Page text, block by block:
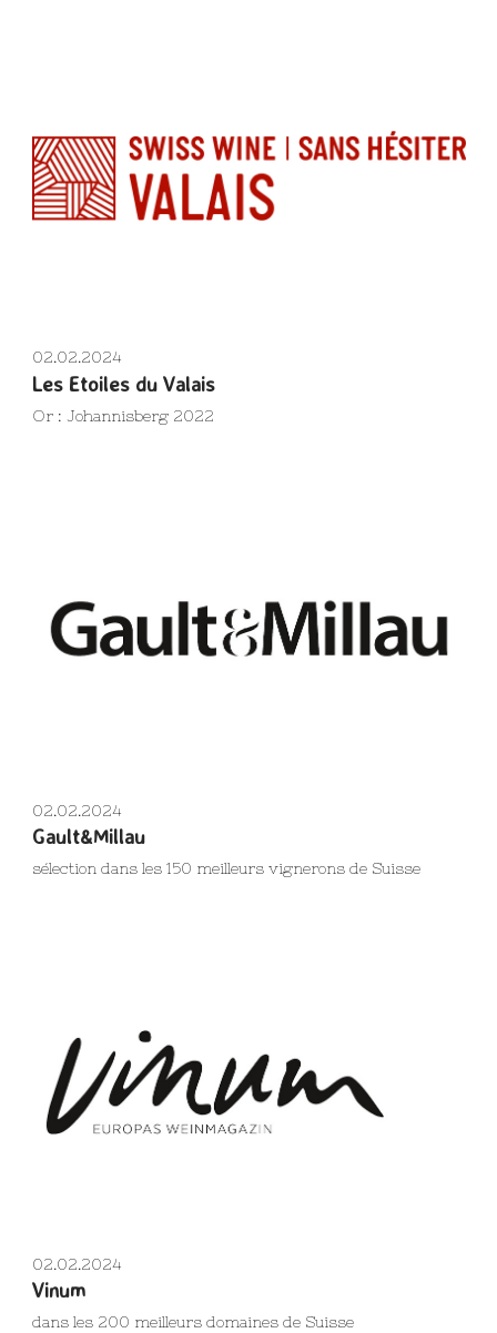
02.02.2024
Les Etoiles du Valais
Or : Johannisberg 2022
02.02.2024
Gault&Millau
sélection dans les 150 meilleurs vignerons de Suisse
02.02.2024
Vinum
dans les 200 meilleurs domaines de Suisse